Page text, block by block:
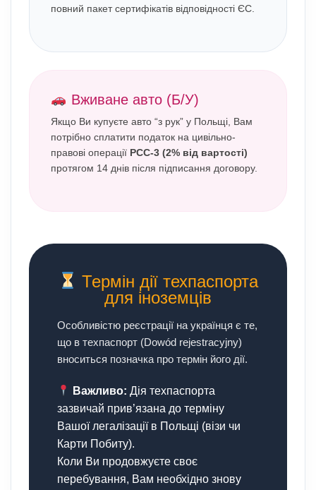
повний пакет сертифікатів відповідності ЄС.
Вживане авто (Б/У)
Якщо Ви купуєте авто “з рук” у Польщі, Вам
потрібно сплатити податок на цивільно-
правові операції PCC-3 (2% від вартості)
протягом 14 днів після підписання договору.
Термін дії техпаспорта
для іноземців
Особливістю реєстрації на українця є те,
що в техпаспорт (Dowód rejestracyjny)
вноситься позначка про термін його дії.
Важливо: Дія техпаспорта
зазвичай прив’язана до терміну
Вашої легалізації в Польщі (візи чи
Карти Побиту).
Коли Ви продовжуєте своє
перебування, Вам необхідно знову